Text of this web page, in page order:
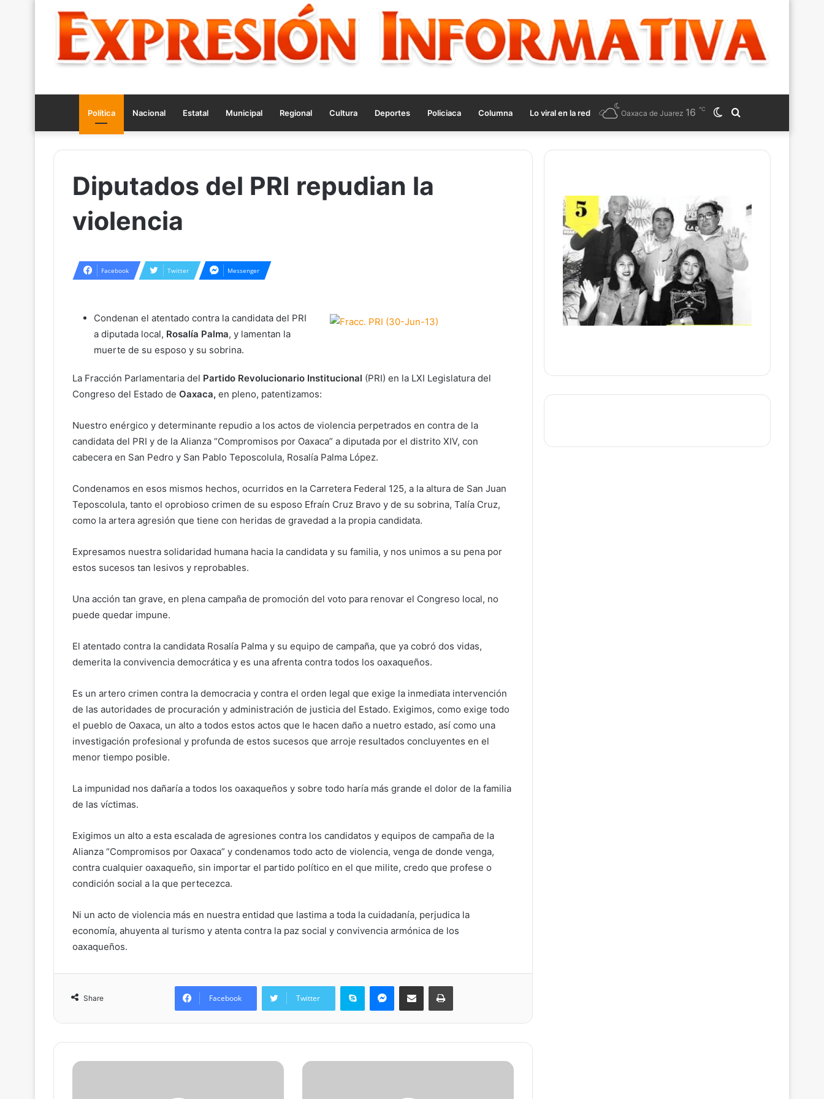
Política Nacional Estatal Municipal Regional Cultura Deportes Policiaca Columna Lo viral en la red
for
Switch
skin
Oaxaca de Juarez 16 ℃
Diputados del PRI repudian la
violencia
Facebook Twitter Messenger
Condenan el atentado contra la candidata del PRI
a diputada local, Rosalía Palma, y lamentan la
muerte de su esposo y su sobrina.
La Fracción Parlamentaria del Partido Revolucionario Institucional (PRI) en la LXI Legislatura del
Congreso del Estado de Oaxaca, en pleno, patentizamos:
Nuestro enérgico y determinante repudio a los actos de violencia perpetrados en contra de la
candidata del PRI y de la Alianza “Compromisos por Oaxaca” a diputada por el distrito XIV, con
cabecera en San Pedro y San Pablo Teposcolula, Rosalía Palma López.
Condenamos en esos mismos hechos, ocurridos en la Carretera Federal 125, a la altura de San Juan
Teposcolula, tanto el oprobioso crimen de su esposo Efraín Cruz Bravo y de su sobrina, Talía Cruz,
como la artera agresión que tiene con heridas de gravedad a la propia candidata.
Expresamos nuestra solidaridad humana hacia la candidata y su familia, y nos unimos a su pena por
estos sucesos tan lesivos y reprobables.
Una acción tan grave, en plena campaña de promoción del voto para renovar el Congreso local, no
puede quedar impune.
El atentado contra la candidata Rosalía Palma y su equipo de campaña, que ya cobró dos vidas,
demerita la convivencia democrática y es una afrenta contra todos los oaxaqueños.
Es un artero crimen contra la democracia y contra el orden legal que exige la inmediata intervención
de las autoridades de procuración y administración de justicia del Estado. Exigimos, como exige todo
el pueblo de Oaxaca, un alto a todos estos actos que le hacen daño a nuetro estado, así como una
investigación profesional y profunda de estos sucesos que arroje resultados concluyentes en el
menor tiempo posible.
La impunidad nos dañaría a todos los oaxaqueños y sobre todo haría más grande el dolor de la familia
de las víctimas.
Exigimos un alto a esta escalada de agresiones contra los candidatos y equipos de campaña de la
Alianza “Compromisos por Oaxaca” y condenamos todo acto de violencia, venga de donde venga,
contra cualquier oaxaqueño, sin importar el partido político en el que milite, credo que profese o
condición social a la que pertecezca.
Ni un acto de violencia más en nuestra entidad que lastima a toda la cuidadanía, perjudica la
economía, ahuyenta al turismo y atenta contra la paz social y convivencia armónica de los
oaxaqueños.
Share Facebook Twitter
Skype Messenger
Share via Email Print